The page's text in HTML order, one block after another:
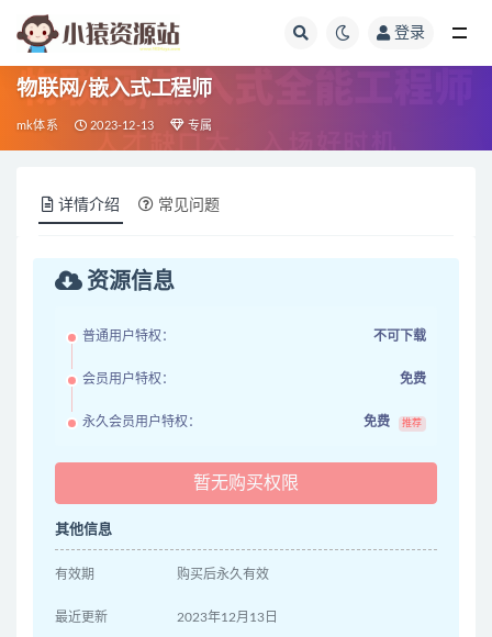
登录
物联网/嵌入式工程师
mk体系 2023-12-13 专属
详情介绍 常见问题
资源信息
普通用户特权： 不可下载
会员用户特权： 免费
永久会员用户特权： 免费 推荐
暂无购买权限
其他信息
有效期 购买后永久有效
最近更新 2023年12月13日